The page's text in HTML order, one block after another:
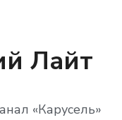
Лайт
«Карусель»